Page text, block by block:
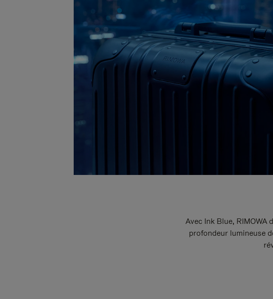
Avec Ink Blue,
profondeur lumineuse